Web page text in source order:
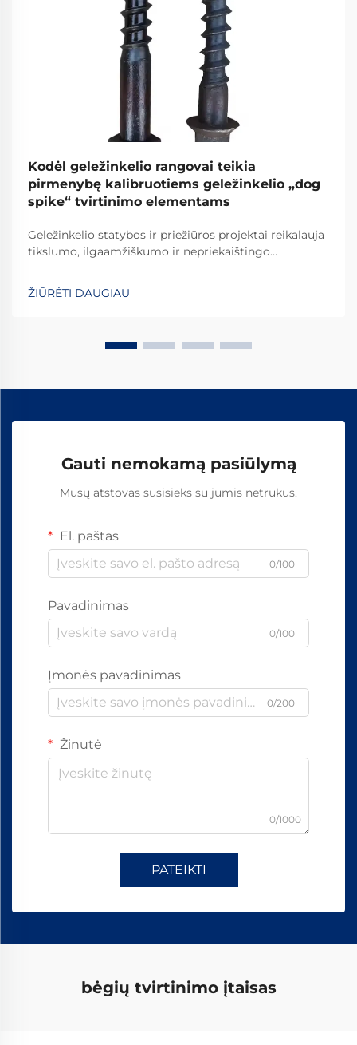
Kodėl geležinkelio rangovai teikia
pirmenybę kalibruotiems geležinkelio „dog
spike“ tvirtinimo elementams
Geležinkelio statybos ir priežiūros projektai reikalauja
tikslumo, ilgaamžiškumo ir nepriekaištingo
svarbiausių elementų, tvirtinančių bėgius prie šпалų,
apdailinti geležinkelio vinys išsiskiria kaip...
ŽIŪRĖTI DAUGIAU
Gauti nemokamą pasiūlymą
Mūsų atstovas susisieks su jumis netrukus.
El. paštas
0/100
Pavadinimas
0/100
Įmonės pavadinimas
0/200
Žinutė
0/1000
PATEIKTI
bėgių tvirtinimo įtaisas